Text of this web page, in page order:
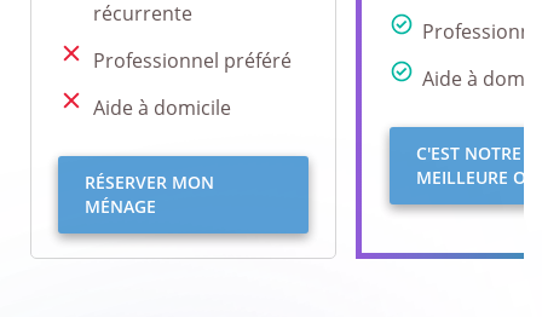
Aide à
C'EST NOTRE
MEILLEURE
récurrente
Professionnel préféré
Aide à domicile
RÉSERVER MON
MÉNAGE